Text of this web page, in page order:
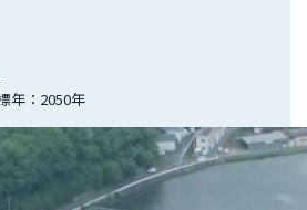
年：2050年